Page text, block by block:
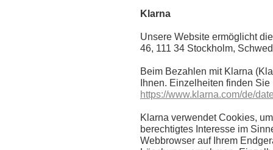
Klarna
Unsere Website ermöglicht
46, 111 34 Stockholm,
Beim Bezahlen mit Klarna
Ihnen. Einzelheiten finden
https://www.klarna.com/de/
Klarna verwendet Cookies,
berechtigtes Interesse im
Webbrowser auf Ihrem